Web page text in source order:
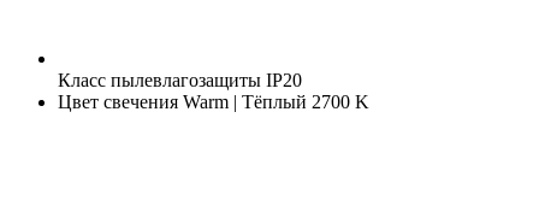
Класс пылевлагозащиты IP20
Цвет свечения Warm | Тёплый 2700 K